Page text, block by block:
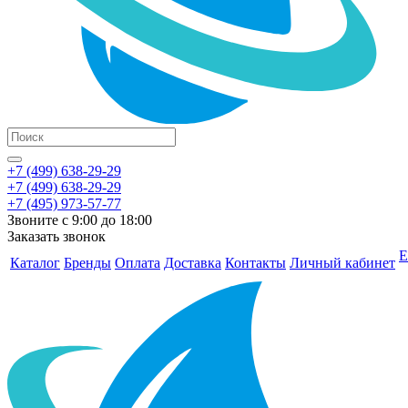
+7 (499) 638-29-29
+7 (499) 638-29-29
+7 (495) 973-57-77
Звоните с 9:00 до 18:00
Заказать звонок
Каталог Бренды Оплата Доставка Контакты Личный кабинет